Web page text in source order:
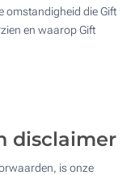
omstandigheid die Gift
en waarop Gift
disclaimer
is onze